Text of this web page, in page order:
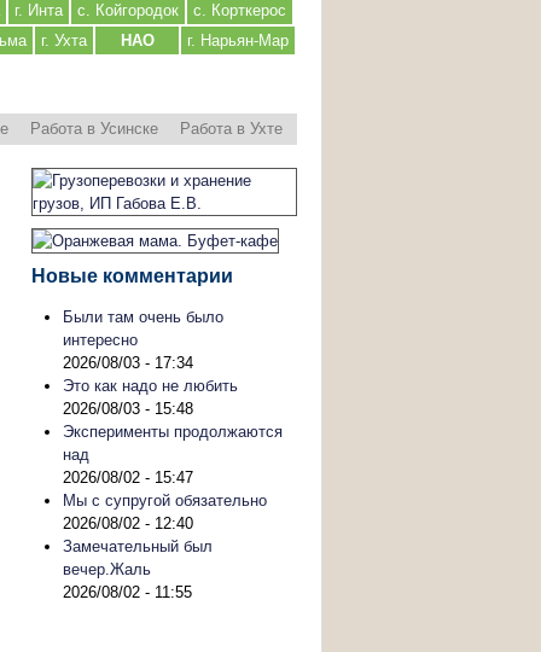
г. Инта с. Койгородок
с. Корткерос
г. Ухта НАО г. Нарьян-Мар
Работа в Усинске Работа в Ухте
Новые комментарии
Были там очень было
интересно
2026/08/03 - 17:34
Это как надо не любить
2026/08/03 - 15:48
Эксперименты продолжаются
над
2026/08/02 - 15:47
Мы с супругой обязательно
2026/08/02 - 12:40
Замечательный был
вечер.Жаль
2026/08/02 - 11:55